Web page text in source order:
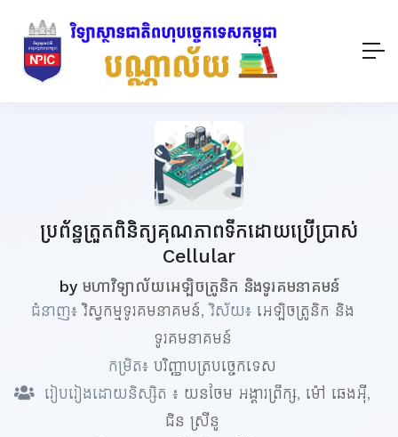
ប្រព័ន្ធត្រួតពិនិត្យគុណភាពទឹកដោយប្រើប្រាស់
Cellular
by មហាវិទ្យាល័យអេឡិចត្រូនិក និងទូរគមនាគមន៍
ជំនាញ៖វិស្វកម្មទូរគមនាគមន៍, វិស័យ៖ អេឡិចត្រូនិក និង
ទូរគមនាគមន៍
កម្រិត៖ បរិញ្ញាបត្របច្ចេកទេស
រៀបរៀងដោយនិស្សិត ៖ យនចែម អង្គារព្រឹក្ស, ម៉ៅ ឆេងអ៊ី,
ជិន ស្រីនូ